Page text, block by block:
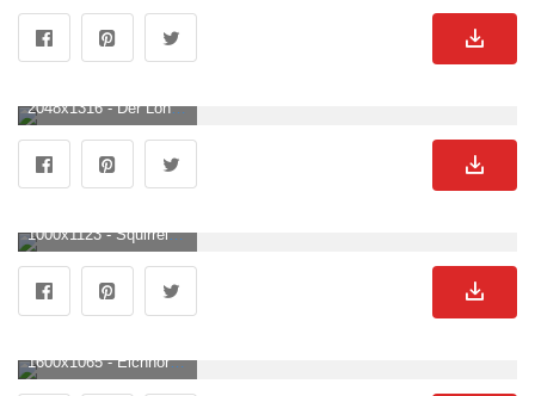
2048x1316 - Der Lohn für 1 kg geschälte Nüsse: Eichhörnchen. Eichhornchen Hintergrundbild.
1000x1123 - Squirrel Picture. Download Free Image. Eichhornchen Bild.
1600x1065 - Eichhörnchen Archive • Naturfotografie. Eichhornchen Hintergrundbild für Computer.